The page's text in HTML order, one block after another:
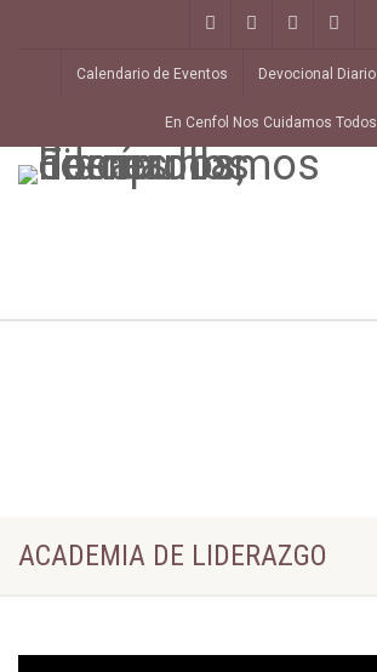
Calendario de Eventos Devocional Diario
En Cenfol Nos Cuidamos Todos
ACADEMIA DE LIDERAZGO